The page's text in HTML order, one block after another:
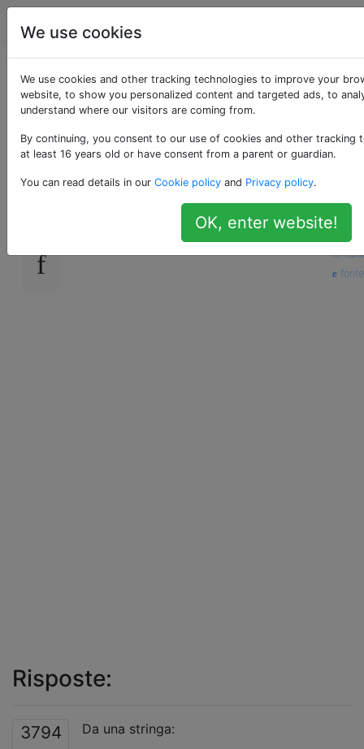
Programmazione
Come lanciare int to
enum?
3193 Come si può int eseguire il cast in an
int
—lomaxx
fonte
Risposte:
3794 Da una stringa:
We use cookies
We use cookies and other tracking technologies to improve your
website, to show you personalized content and targeted ads, to
understand where our visitors are coming from.
By continuing, you consent to our use of cookies and other tracking
at least 16 years old or have consent from a parent or guardian.
You can read details in our Cookie policy and Privacy policy.
OK, enter website!